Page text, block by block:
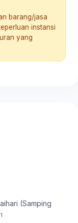
barang/jasa
instansi
yang
(Samping